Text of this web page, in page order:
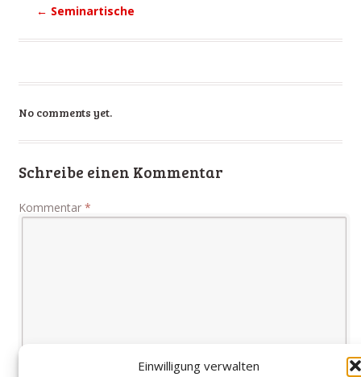
Einwilligung verwalten
← Seminartische
No comments yet.
Schreibe einen Kommentar
Kommentar *